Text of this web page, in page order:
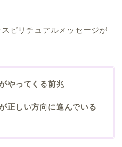
ピリチュアルメッセージが
やってくる前兆
正しい方向に進んでいる